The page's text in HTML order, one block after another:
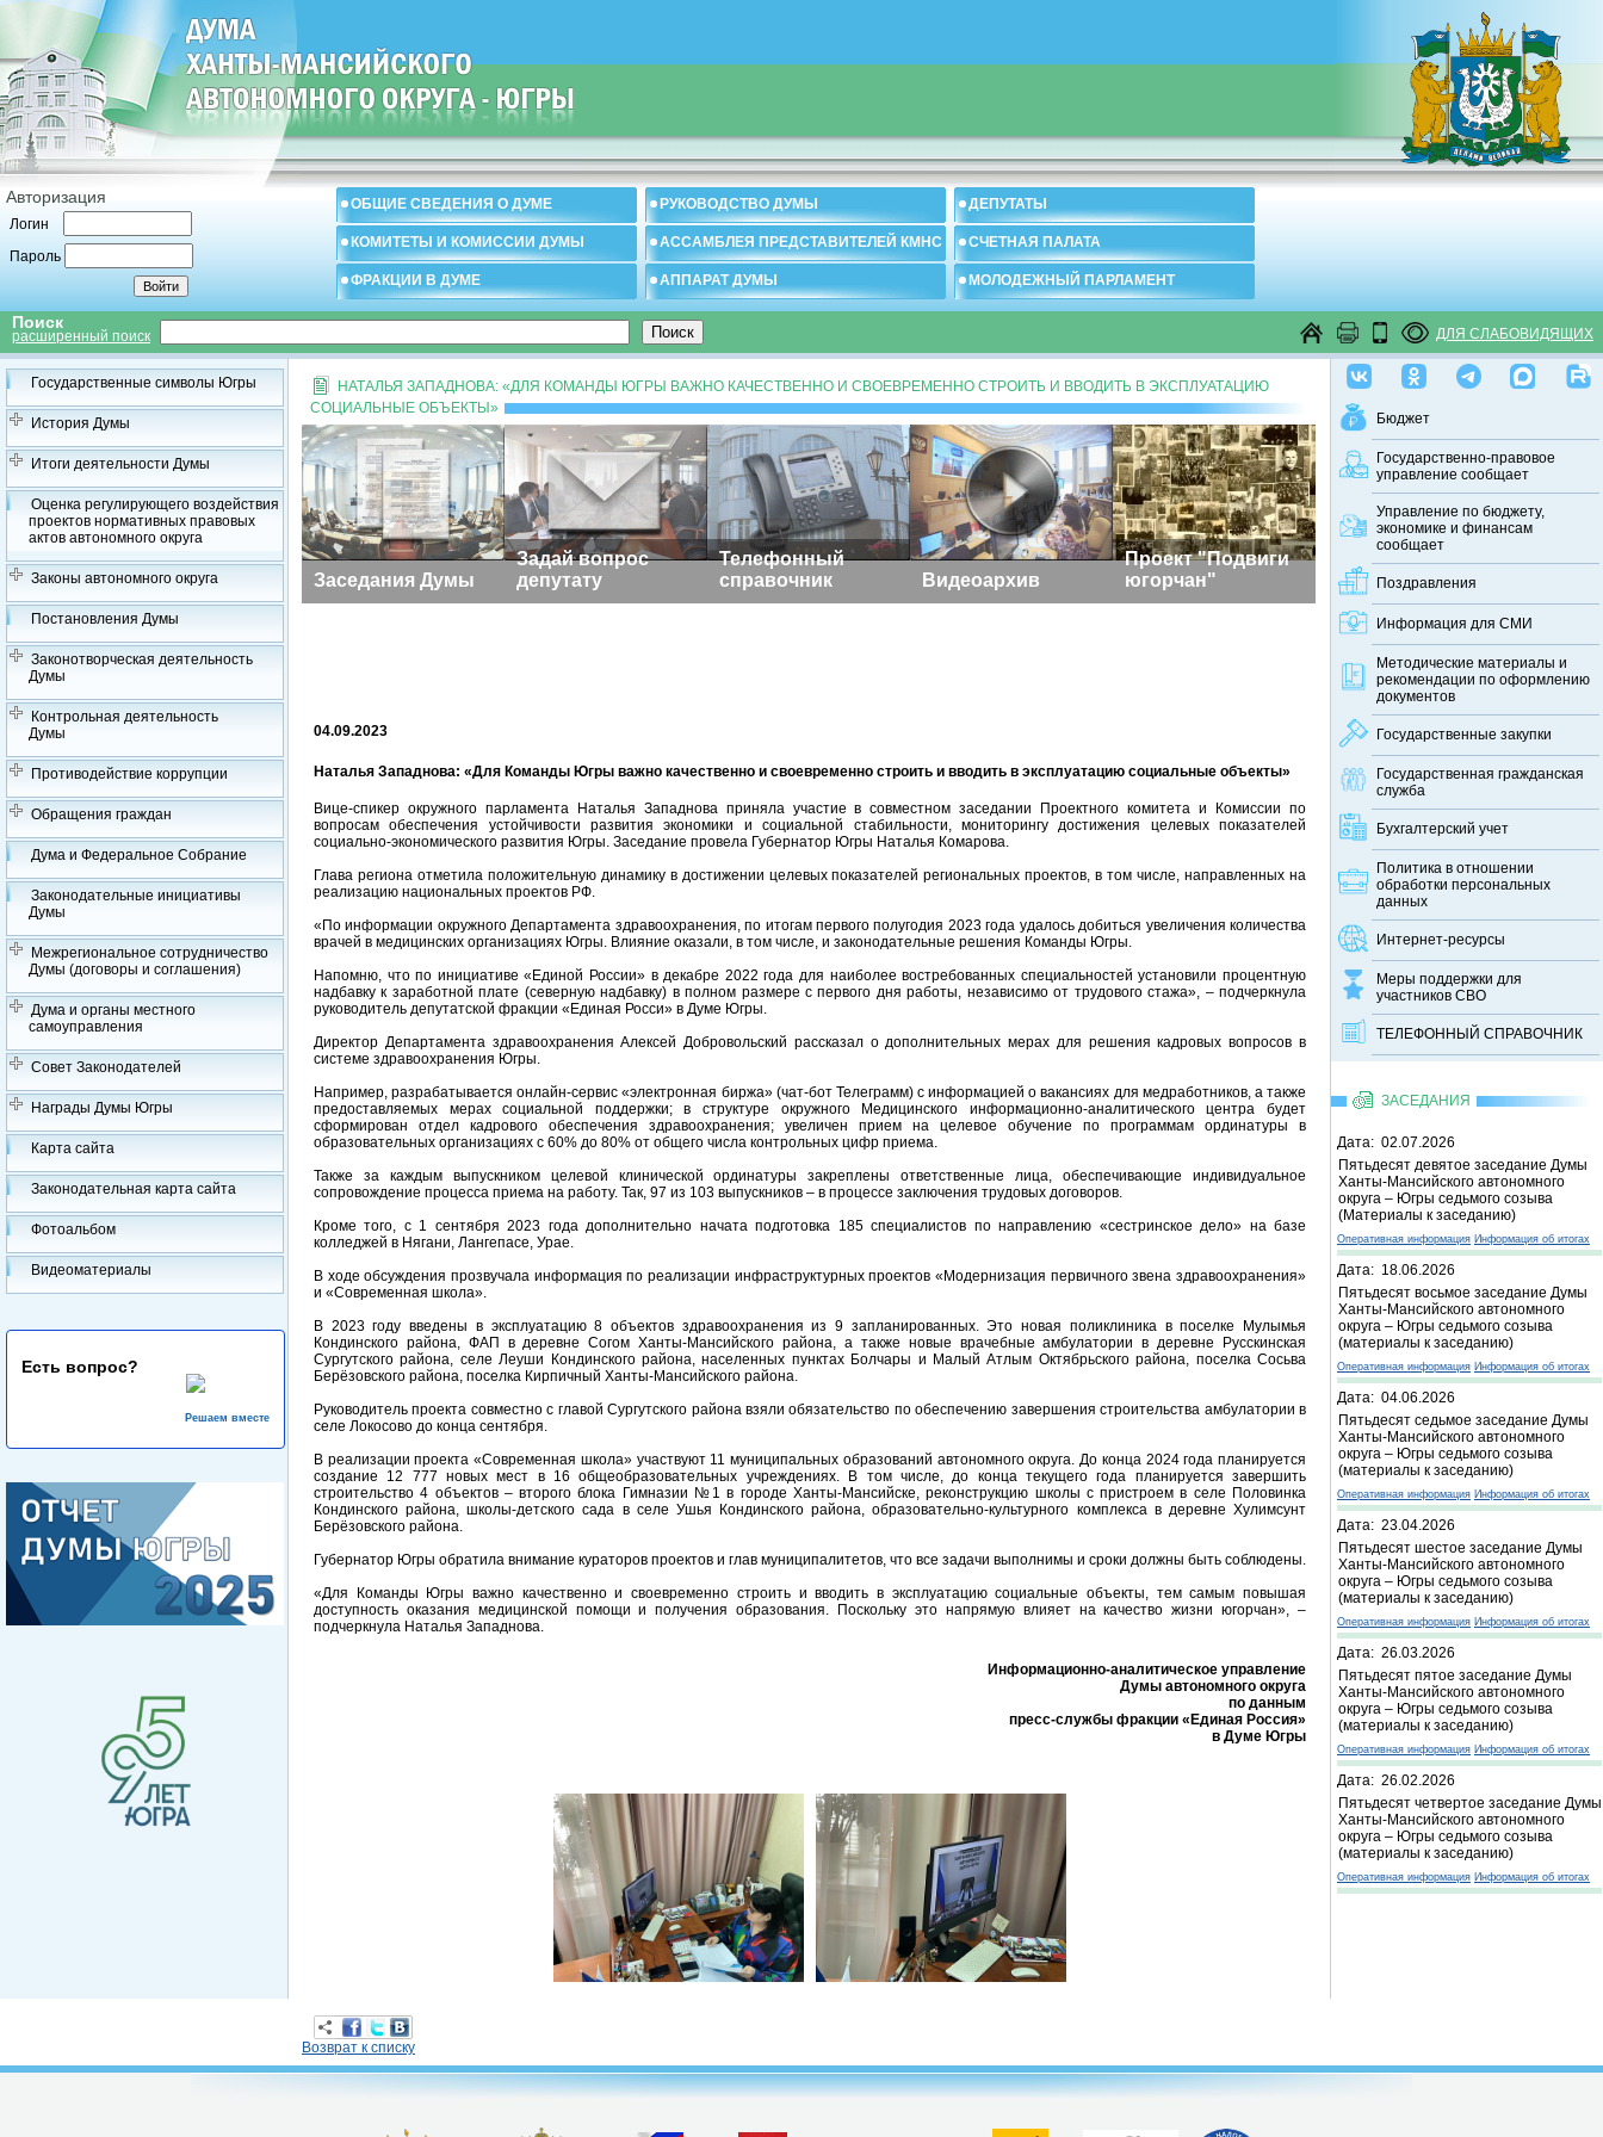
Авторизация
Логин
Пароль
ОБЩИЕ СВЕДЕНИЯ О ДУМЕ РУКОВОДСТВО ДУМЫ ДЕПУТАТЫ
КОМИТЕТЫ И КОМИССИИ ДУМЫ АССАМБЛЕЯ ПРЕДСТАВИТЕЛЕЙ КМНС СЧЕТНАЯ ПАЛАТА
ФРАКЦИИ В ДУМЕ АППАРАТ ДУМЫ МОЛОДЕЖНЫЙ ПАРЛАМЕНТ
Поиск
расширенный поиск ДЛЯ СЛАБОВИДЯЩИХ
Государственные символы Югры
История Думы
Итоги деятельности Думы
Оценка регулирующего воздействия
проектов нормативных правовых
актов автономного округа
Законы автономного округа
Постановления Думы
Законотворческая деятельность
Думы
Контрольная деятельность
Думы
Противодействие коррупции
Обращения граждан
Дума и Федеральное Собрание
Законодательные инициативы
Думы
Межрегиональное сотрудничество
Думы (договоры и соглашения)
Дума и органы местного
самоуправления
Совет Законодателей
Награды Думы Югры
Карта сайта
Законодательная карта сайта
Фотоальбом
Видеоматериалы
Есть вопрос?
Решаем вместе
Бюджет
Государственно-правовое
управление сообщает
Управление по бюджету,
экономике и финансам
сообщает
Поздравления
Информация для СМИ
Методические материалы и
рекомендации по оформлению
документов
Государственные закупки
Государственная гражданская
служба
Бухгалтерский учет
Политика в отношении
обработки персональных
данных
Интернет-ресурсы
Меры поддержки для
участников СВО
ТЕЛЕФОННЫЙ CПРАВОЧНИК
ЗАСЕДАНИЯ
Дата: 02.07.2026
Пятьдесят девятое заседание Думы
Ханты-Мансийского автономного
округа – Югры седьмого созыва
(Материалы к заседанию)
Оперативная информация Информация об итогах
Дата: 18.06.2026
Пятьдесят восьмое заседание Думы
Ханты-Мансийского автономного
округа – Югры седьмого созыва
(материалы к заседанию)
Оперативная информация Информация об итогах
Дата: 04.06.2026
Пятьдесят седьмое заседание Думы
Ханты-Мансийского автономного
округа – Югры седьмого созыва
(материалы к заседанию)
Оперативная информация Информация об итогах
Дата: 23.04.2026
Пятьдесят шестое заседание Думы
Ханты-Мансийского автономного
округа – Югры седьмого созыва
(материалы к заседанию)
Оперативная информация Информация об итогах
Дата: 26.03.2026
Пятьдесят пятое заседание Думы
Ханты-Мансийского автономного
округа – Югры седьмого созыва
(материалы к заседанию)
Оперативная информация Информация об итогах
Дата: 26.02.2026
Пятьдесят четвертое заседание Думы
Ханты-Мансийского автономного
округа – Югры седьмого созыва
(материалы к заседанию)
Оперативная информация Информация об итогах
НАТАЛЬЯ ЗАПАДНОВА: «ДЛЯ КОМАНДЫ ЮГРЫ ВАЖНО КАЧЕСТВЕННО И СВОЕВРЕМЕННО СТРОИТЬ И ВВОДИТЬ В ЭКСПЛУАТАЦИЮ
СОЦИАЛЬНЫЕ ОБЪЕКТЫ»
Заседания Думы
Задай вопрос
депутату
Телефонный
справочник
Видеоархив
Проект "Подвиги
югорчан"
04.09.2023
Наталья Западнова: «Для Команды Югры важно качественно и своевременно строить и вводить в эксплуатацию социальные объекты»
Вице-спикер окружного парламента Наталья Западнова приняла участие в совместном заседании Проектного комитета и Комиссии по
вопросам обеспечения устойчивости развития экономики и социальной стабильности, мониторингу достижения целевых показателей
социально-экономического развития Югры. Заседание провела Губернатор Югры Наталья Комарова.
Глава региона отметила положительную динамику в достижении целевых показателей региональных проектов, в том числе, направленных на
реализацию национальных проектов РФ.
«По информации окружного Департамента здравоохранения, по итогам первого полугодия 2023 года удалось добиться увеличения количества
врачей в медицинских организациях Югры. Влияние оказали, в том числе, и законодательные решения Команды Югры.
Напомню, что по инициативе «Единой России» в декабре 2022 года для наиболее востребованных специальностей установили процентную
надбавку к заработной плате (северную надбавку) в полном размере с первого дня работы, независимо от трудового стажа», – подчеркнула
руководитель депутатской фракции «Единая Росси» в Думе Югры.
Директор Департамента здравоохранения Алексей Добровольский рассказал о дополнительных мерах для решения кадровых вопросов в
системе здравоохранения Югры.
Например, разрабатывается онлайн-сервис «электронная биржа» (чат-бот Телеграмм) с информацией о вакансиях для медработников, а также
предоставляемых мерах социальной поддержки; в структуре окружного Медицинского информационно-аналитического центра будет
сформирован отдел кадрового обеспечения здравоохранения; увеличен прием на целевое обучение по программам ординатуры в
образовательных организациях с 60% до 80% от общего числа контрольных цифр приема.
Также за каждым выпускником целевой клинической ординатуры закреплены ответственные лица, обеспечивающие индивидуальное
сопровождение процесса приема на работу. Так, 97 из 103 выпускников – в процессе заключения трудовых договоров.
Кроме того, с 1 сентября 2023 года дополнительно начата подготовка 185 специалистов по направлению «сестринское дело» на базе
колледжей в Нягани, Лангепасе, Урае.
В ходе обсуждения прозвучала информация по реализации инфраструктурных проектов «Модернизация первичного звена здравоохранения»
и «Современная школа».
В 2023 году введены в эксплуатацию 8 объектов здравоохранения из 9 запланированных. Это новая поликлиника в поселке Мулымья
Кондинского района, ФАП в деревне Согом Ханты-Мансийского района, а также новые врачебные амбулатории в деревне Русскинская
Сургутского района, селе Леуши Кондинского района, населенных пунктах Болчары и Малый Атлым Октябрьского района, поселка Сосьва
Берёзовского района, поселка Кирпичный Ханты-Мансийского района.
Руководитель проекта совместно с главой Сургутского района взяли обязательство по обеспечению завершения строительства амбулатории в
селе Локосово до конца сентября.
В реализации проекта «Современная школа» участвуют 11 муниципальных образований автономного округа. До конца 2024 года планируется
создание 12 777 новых мест в 16 общеобразовательных учреждениях. В том числе, до конца текущего года планируется завершить
строительство 4 объектов – второго блока Гимназии №1 в городе Ханты-Мансийске, реконструкцию школы с пристроем в селе Половинка
Кондинского района, школы-детского сада в селе Ушья Кондинского района, образовательно-культурного комплекса в деревне Хулимсунт
Берёзовского района.
Губернатор Югры обратила внимание кураторов проектов и глав муниципалитетов, что все задачи выполнимы и сроки должны быть соблюдены.
«Для Команды Югры важно качественно и своевременно строить и вводить в эксплуатацию социальные объекты, тем самым повышая
доступность оказания медицинской помощи и получения образования. Поскольку это напрямую влияет на качество жизни югорчан», –
подчеркнула Наталья Западнова.
Информационно-аналитическое управление
Думы автономного округа
по данным
пресс-службы фракции «Единая Россия»
в Думе Югры
Возврат к списку